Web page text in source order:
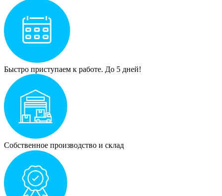
Быстро приступаем к работе. До 5 дней!
Собственное производство и склад